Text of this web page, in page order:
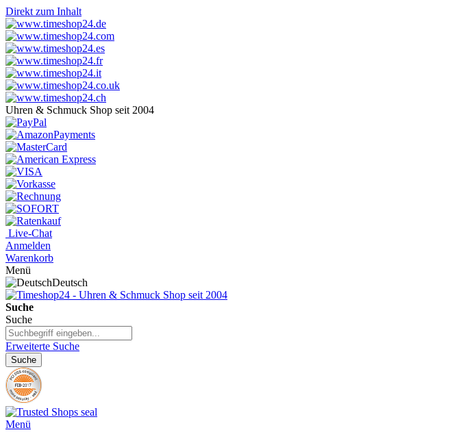
Direkt zum Inhalt
Uhren & Schmuck Shop seit 2004
Live-Chat
Anmelden
Warenkorb
Menü
Deutsch
Suche
Suche
Erweiterte Suche
Suche
Menü